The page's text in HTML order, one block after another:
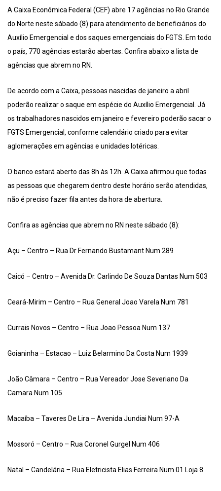
A Caixa Econômica Federal (CEF) abre 17 agências no Rio Grande
do Norte neste sábado (8) para atendimento de beneficiários do
Auxílio Emergencial e dos saques emergenciais do FGTS. Em todo
o país, 770 agências estarão abertas. Confira abaixo a lista de
agências que abrem no RN.
De acordo com a Caixa, pessoas nascidas de janeiro a abril
poderão realizar o saque em espécie do Auxílio Emergencial. Já
os trabalhadores nascidos em janeiro e fevereiro poderão sacar o
FGTS Emergencial, conforme calendário criado para evitar
aglomerações em agências e unidades lotéricas.
O banco estará aberto das 8h às 12h. A Caixa afirmou que todas
as pessoas que chegarem dentro deste horário serão atendidas,
não é preciso fazer fila antes da hora de abertura.
Confira as agências que abrem no RN neste sábado (8):
Açu – Centro – Rua Dr Fernando Bustamant Num 289
Caicó – Centro – Avenida Dr. Carlindo De Souza Dantas Num 503
Ceará-Mirim – Centro – Rua General Joao Varela Num 781
Currais Novos – Centro – Rua Joao Pessoa Num 137
Goianinha – Estacao – Luiz Belarmino Da Costa Num 1939
João Câmara – Centro – Rua Vereador Jose Severiano Da
Camara Num 105
Macaíba – Taveres De Lira – Avenida Jundiai Num 97-A
Mossoró – Centro – Rua Coronel Gurgel Num 406
Natal – Candelária – Rua Eletricista Elias Ferreira Num 01 Loja 8